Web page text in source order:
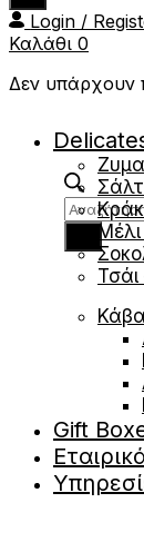
Products
search
Login /
Καλάθι 0
Δεν υπάρχουν
Τσάι
Κάβα
Gift